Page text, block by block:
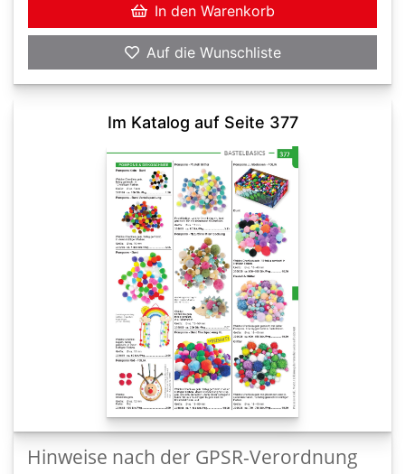
In den Warenkorb
Auf die Wunschliste
Im Katalog auf Seite 377
Hinweise nach der GPSR-Verordnung